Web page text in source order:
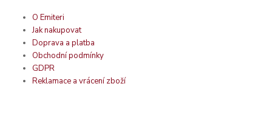
O Emiteri
Jak nakupovat
Doprava a platba
Obchodní podmínky
GDPR
Reklamace a vrácení zboží